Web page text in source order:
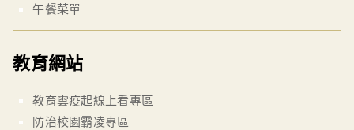
午餐菜單
教育網站
教育雲疫起線上看專區
防治校園霸凌專區